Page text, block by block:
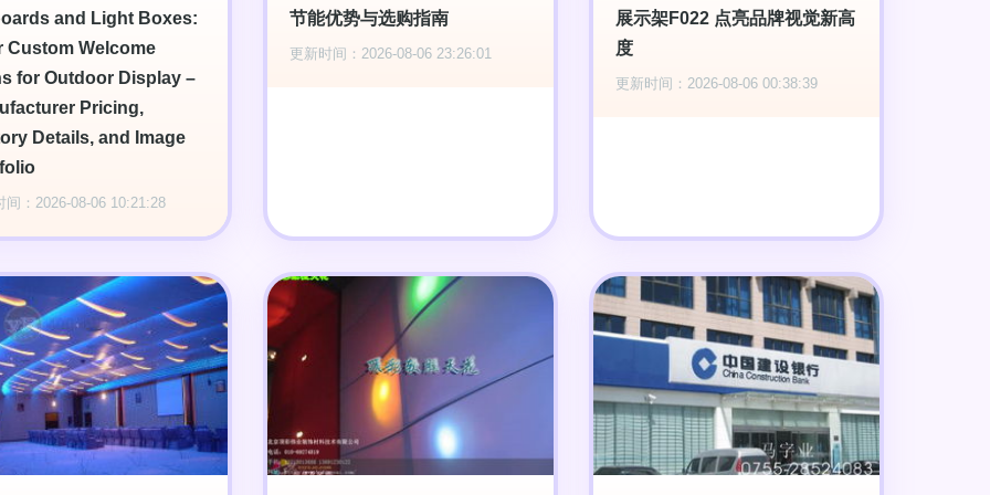
and Light Boxes:
Custom Welcome
for Outdoor Display –
Pricing,
Details, and Image
间：2026-08-06 10:21:28
节能优势与选购指南
更新时间：2026-08-06 23:26:01
展示架F022 点亮品牌视觉新高
度
更新时间：2026-08-06 00:38:39